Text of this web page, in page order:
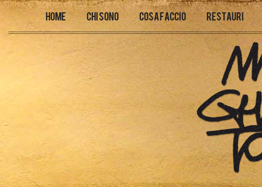
Home Chi sono Cosa faccio Restauri